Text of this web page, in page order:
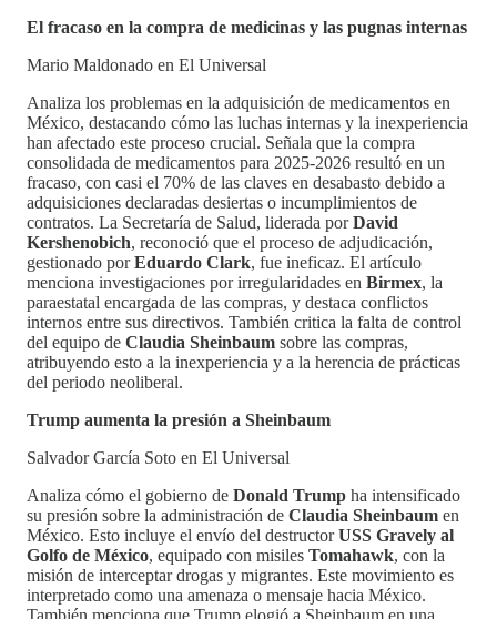
El fracaso en la compra de medicinas y las pugnas internas
Mario Maldonado en El Universal
Analiza los problemas en la adquisición de medicamentos en
México, destacando cómo las luchas internas y la inexperiencia
han afectado este proceso crucial. Señala que la compra
consolidada de medicamentos para 2025-2026 resultó en un
fracaso, con casi el 70% de las claves en desabasto debido a
adquisiciones declaradas desiertas o incumplimientos de
contratos. La Secretaría de Salud, liderada porDavid
Kershenobich, reconoció que el proceso de adjudicación,
gestionado porEduardo Clark, fue ineficaz. El artículo
menciona investigaciones por irregularidades en Birmex, la
paraestatal encargada de las compras, y destaca conflictos
internos entre sus directivos. También critica la falta de control
del equipo de Claudia Sheinbaum sobre las compras,
atribuyendo esto a la inexperiencia y a la herencia de prácticas
del periodo neoliberal.
Trump aumenta la presión a Sheinbaum
Salvador García Soto en El Universal
Analiza cómo el gobierno de Donald Trump ha intensificado
su presión sobre la administración de Claudia Sheinbaum en
México. Esto incluye el envío del destructorUSS Gravely al
Golfo de México, equipado con misiles Tomahawk, con la
misión de interceptar drogas y migrantes. Este movimiento es
interpretado como una amenaza o mensaje hacia México.
También menciona que Trump elogió a Sheinbaum en una